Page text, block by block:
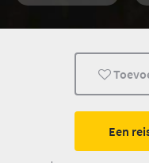
Een